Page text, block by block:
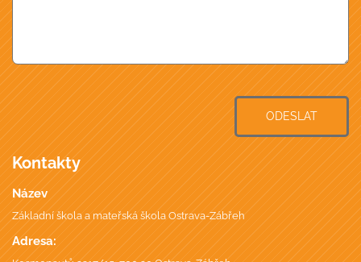
ODESLAT
Kontakty
Název
Základní škola a mateřská škola Ostrava-Zábřeh
Adresa: